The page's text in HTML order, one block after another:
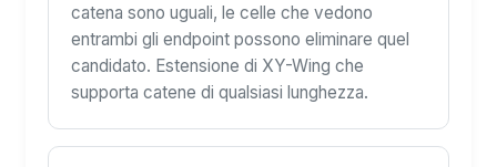
catena sono uguali, le celle che vedono
entrambi gli endpoint possono eliminare quel
candidato. Estensione di XY-Wing che
supporta catene di qualsiasi lunghezza.